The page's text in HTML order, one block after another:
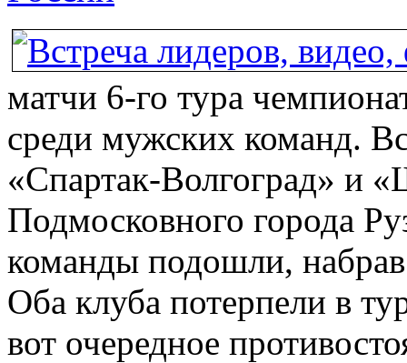
матчи 6-го тура
среди мужских команд.
«Спартак-Волгоград» и
Подмосковного города
команды подошли, набрав
Оба клуба потерпели в
вот очередное